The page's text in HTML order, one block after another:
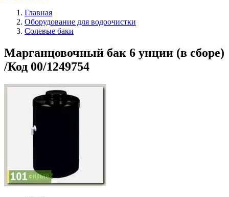
Главная
Оборудование для водоочистки
Солевые баки
Марганцовочный бак 6 унции (в сборе)
/Код 00/1249754